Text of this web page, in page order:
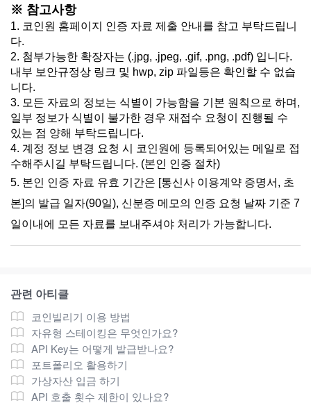
※ 참고사항
1. 코인원 홈페이지 인증 자료 제출 안내를 참고 부탁드립니
다.
2. 첨부가능한 확장자는 (.jpg, .jpeg, .gif, .png, .pdf) 입니다.
내부 보안규정상 링크 및 hwp, zip 파일등은 확인할 수 없습
니다.
3. 모든 자료의 정보는 식별이 가능함을 기본 원칙으로 하며,
일부 정보가 식별이 불가한 경우 재접수 요청이 진행될 수
있는 점 양해 부탁드립니다.
4. 계정 정보 변경 요청 시 코인원에 등록되어있는 메일로 접
수해주시길 부탁드립니다. (본인 인증 절차)
5. 본인 인증 자료 유효 기간은 [통신사 이용계약 증명서, 초
본]의 발급 일자(90일), 신분증 메모의 인증 요청 날짜 기준 7
일이내에 모든 자료를 보내주셔야 처리가 가능합니다.
관련 아티클
코인빌리기 이용 방법
자유형 스테이킹은 무엇인가요?
API Key는 어떻게 발급받나요?
포트폴리오 활용하기
가상자산 입금 하기
API 호출 횟수 제한이 있나요?